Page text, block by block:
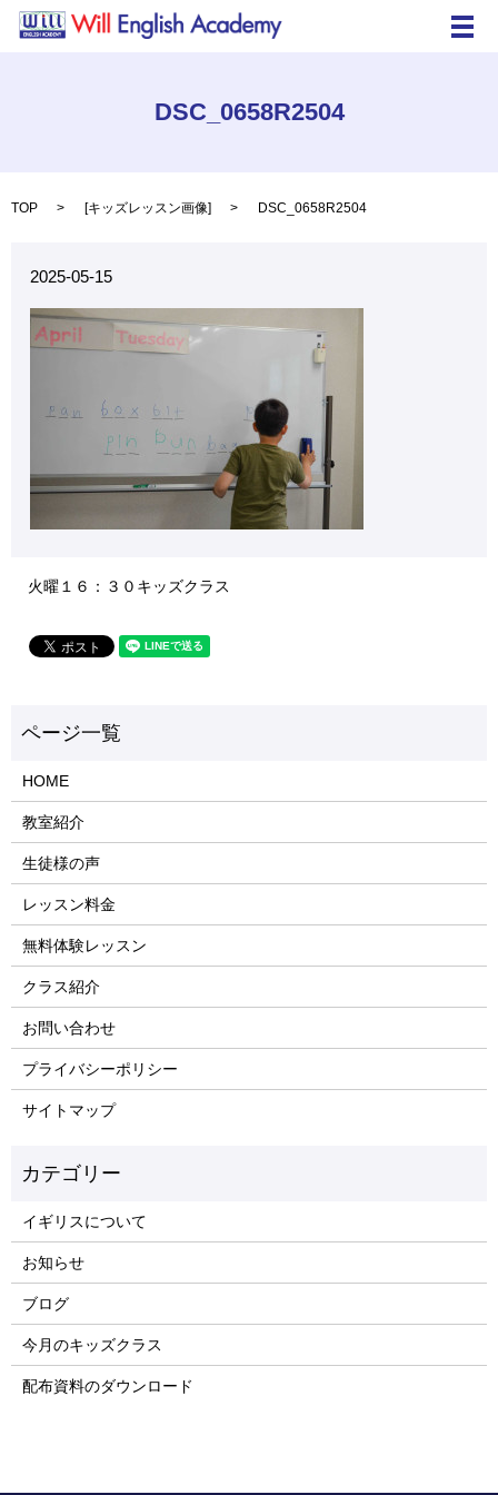
メ
DSC_0658R2504
TOP [キッズレッスン画像] DSC_0658R2504
2025-05-15
火曜１６：３０キッズクラス
HOME
教室紹介
生徒様の声
レッスン料金
無料体験レッスン
クラス紹介
お問い合わせ
プライバシーポリシー
サイトマップ
イギリスについて
お知らせ
ブログ
今月のキッズクラス
配布資料のダウンロード